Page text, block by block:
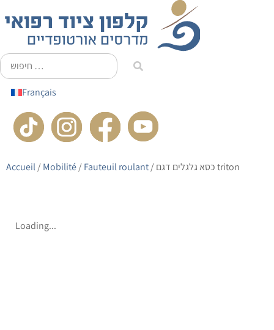
principal
Français
Accueil/Mobilité/Fauteuil roulant / כסא גלגלים דגם triton
Loading...